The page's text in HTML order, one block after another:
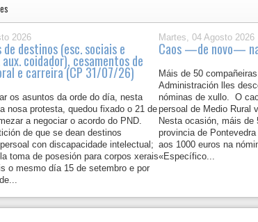
2026
destinos (esc. sociais e
coidador), cesamentos de
e carreira (CP 31/07/26)
os asuntos da orde do día, nesta
nosa protesta, quedou fixado o 21 de
a negociar o acordo do PND.
de que se dean destinos
con discapacidade intelectual;
toma de posesión para corpos xerais
o mesmo día 15 de setembro e por
Martes, 04 Agosto 2026
Caos —de novo—
Máis de 50
Administración lles
nóminas de xullo. O
persoal de Medio Rural
Nesta ocasión, máis
provincia de
aos 1000 euros na
«Específico...